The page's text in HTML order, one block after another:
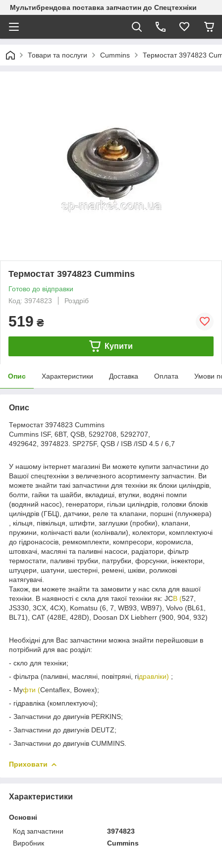
Мультибрендова поставка запчастин до Спецтехніки
Товари та послуги Cummins Термостат 3974823
Термостат 3974823 Cummins
Готово до відправки
Код: 3974823
Роздріб
519 ₴
Купити
Опис Характеристики Доставка Оплата Умови
Опис
Термостат 3974823 Cummins
Cummins ISF, 6BT, QSB, 5292708, 5292707,
4929642, 3974823. SP275F, QSB / ISB /ISD 4.5 / 6,7
У нашому інтернет магазині Ви можете купити запчастини до
Вашої спецтехніки з величезного асортименту запчастин. Ви
можете знайти такі запчастини для техніки як блоки циліндрів,
болти, гайки та шайби, вкладиші, втулки, водяні помпи
(водяний насос), генератори, гільзи циліндрів, головки блоків
циліндрів (ГБЦ), датчики, реле та клапани, поршні (плунжера)
, кільця, півкільця, штифти, заглушки (пробки), клапани,
пружини, колінчасті вали (колінвали), колектори, комплектуючі
до гідронасосів, ремкомплекти, компресори, коромисла,
штовхачі, масляні та паливні насоси, радіатори, фільтр
термостати, паливні трубки, патрубки, форсунки, інжектори,
штуцери, шатуни, шестерні, ремені, шківи, роликові
натягувачі.
Також, ви можете знайти та замовити у нас скла для вашої
техніки. В наявності є скла для такої техніки як: JCB (527,
JS330, 3CX, 4CX), Komatsu (6, 7, WB93, WB97), Volvo (BL61,
BL71), CAT (428E, 428D), Doosan DX Liebherr (900, 904, 932)
Необхідні для Вас запчастини можна знайти перейшовши в
потрібний для вас розділ:
- скло для техніки;
- фільтра (паливні, масляні, повітряні, гідравліки) ;
- Муфти (Centaflex, Bowex);
- гідравліка (комплектуючі);
- Запчастини до двигунів PERKINS;
- Запчастини до двигунів DEUTZ;
- Запчастини до двигунів CUMMINS.
Приховати
Характеристики
Основні
Код запчастини
3974823
Виробник
Cummins